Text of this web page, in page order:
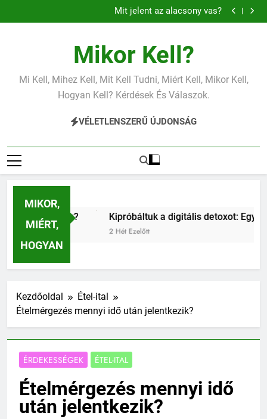
a
Mit jelent az alacsony vas?
Miért fáj a váll?
Mit jelent a magas vérnyomás?
Mit jelent az alacsony vas?
Miért fáj a váll?
Mit jelent az alacsony vérnyomás?
Mikor Kell?
Mi Kell, Mihez Kell, Mit Kell Tudni, Miért Kell, Mikor Kell,
Hogyan Kell? Kérdések És Válaszok.
VÉLETLENSZERŰ ÚJDONSÁG
MIKOR,
MIÉRT,
HOGYAN
Kipróbáltuk a digitális detoxot: Egy teljes hétvége
2 Hét Ezelőtt
Kezdőoldal
Étel-ital
Ételmérgezés mennyi idő után jelentkezik?
ÉRDEKESSÉGEK ÉTEL-ITAL
Ételmérgezés mennyi idő
után jelentkezik?